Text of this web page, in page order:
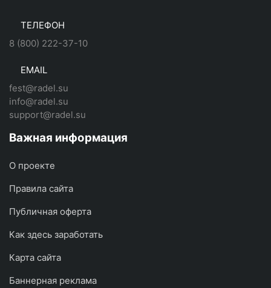
ТЕЛЕФОН
8 (800) 222-37-10
EMAIL
fest@radel.su
info@radel.su
support@radel.su
Важная информация
О проекте
Правила сайта
Публичная оферта
Как здесь заработать
Карта сайта
Баннерная реклама